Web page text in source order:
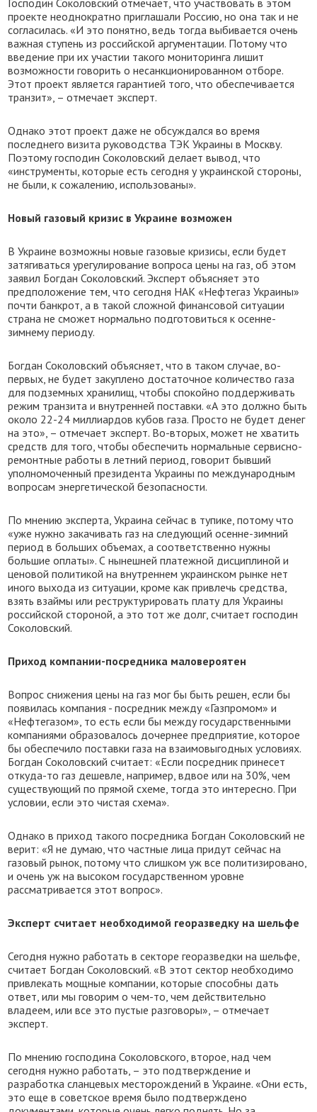
Господин Соколовский отмечает, что участвовать в этом
проекте неоднократно приглашали Россию, но она так и не
согласилась. «И это понятно, ведь тогда выбивается очень
важная ступень из российской аргументации. Потому что
введение при их участии такого мониторинга лишит
возможности говорить о несанкционированном отборе.
Этот проект является гарантией того, что обеспечивается
транзит», – отмечает эксперт.
Однако этот проект даже не обсуждался во время
последнего визита руководства ТЭК Украины в Москву.
Поэтому господин Соколовский делает вывод, что
«инструменты, которые есть сегодня у украинской стороны,
не были, к сожалению, использованы».
Новый газовый кризис в Украине возможен
В Украине возможны новые газовые кризисы, если будет
затягиваться урегулирование вопроса цены на газ, об этом
заявил Богдан Соколовский. Эксперт объясняет это
предположение тем, что сегодня НАК «Нефтегаз Украины»
почти банкрот, а в такой сложной финансовой ситуации
страна не сможет нормально подготовиться к осенне-
зимнему периоду.
Богдан Соколовский объясняет, что в таком случае, во-
первых, не будет закуплено достаточное количество газа
для подземных хранилищ, чтобы спокойно поддерживать
режим транзита и внутренней поставки. «А это должно быть
около 22-24 миллиардов кубов газа. Просто не будет денег
на это», – отмечает эксперт. Во-вторых, может не хватить
средств для того, чтобы обеспечить нормальные сервисно-
ремонтные работы в летний период, говорит бывший
уполномоченный президента Украины по международным
вопросам энергетической безопасности.
По мнению эксперта, Украина сейчас в тупике, потому что
«уже нужно закачивать газ на следующий осенне-зимний
период в больших объемах, а соответственно нужны
большие оплаты». С нынешней платежной дисциплиной и
ценовой политикой на внутреннем украинском рынке нет
иного выхода из ситуации, кроме как привлечь средства,
взять взаймы или реструктурировать плату для Украины
российской стороной, а это тот же долг, считает господин
Соколовский.
Приход компании-посредника маловероятен
Вопрос снижения цены на газ мог бы быть решен, если бы
появилась компания - посредник между «Газпромом» и
«Нефтегазом», то есть если бы между государственными
компаниями образовалось дочернее предприятие, которое
бы обеспечило поставки газа на взаимовыгодных условиях.
Богдан Соколовский считает: «Если посредник принесет
откуда-то газ дешевле, например, вдвое или на 30%, чем
существующий по прямой схеме, тогда это интересно. При
условии, если это чистая схема».
Однако в приход такого посредника Богдан Соколовский не
верит: «Я не думаю, что частные лица придут сейчас на
газовый рынок, потому что слишком уж все политизировано,
и очень уж на высоком государственном уровне
рассматривается этот вопрос».
Эксперт считает необходимой георазведку на шельфе
Сегодня нужно работать в секторе георазведки на шельфе,
считает Богдан Соколовский. «В этот сектор необходимо
привлекать мощные компании, которые способны дать
ответ, или мы говорим о чем-то, чем действительно
владеем, или все это пустые разговоры», – отмечает
эксперт.
По мнению господина Соколовского, второе, над чем
сегодня нужно работать, – это подтверждение и
разработка сланцевых месторождений в Украине. «Они есть,
это еще в советское время было подтверждено